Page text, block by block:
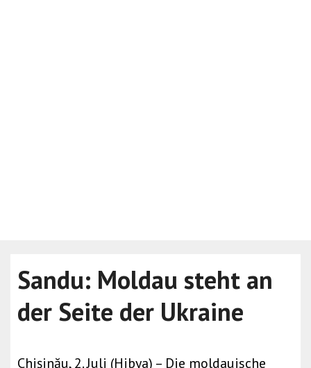
Sandu: Moldau steht an
der Seite der Ukraine
Chișinău, 2. Juli (Hibya) – Die moldauische